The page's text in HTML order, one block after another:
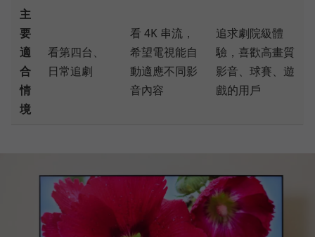
主
要
適
合
情
境
看第四台、
日常追劇
看 4K 串流，
希望電視能自
動適應不同影
音內容
追求劇院級體
驗，喜歡高畫質
影音、球賽、遊
戲的用戶